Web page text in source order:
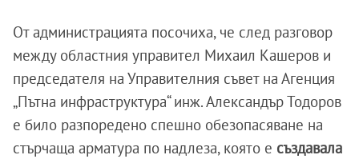
От администрацията посочиха, че след разговор
между областния управител Михаил Кашеров и
председателя на Управителния съвет на Агенция
„Пътна инфраструктура“ инж. Александър Тодоров
е било разпоредено спешно обезопасяване на
стърчаща арматура по надлеза, която е създавала